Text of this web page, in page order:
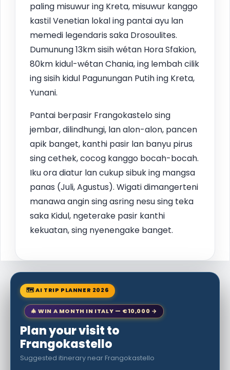
paling misuwur ing Kreta, misuwur kanggo
kastil Venetian lokal ing pantai ayu lan
memedi legendaris saka Drosoulites.
Dumunung 13km sisih wétan Hora Sfakion,
80km kidul-wétan Chania, ing lembah cilik
ing sisih kidul Pagunungan Putih ing Kreta,
Yunani.
Pantai berpasir Frangokastelo sing
jembar, dilindhungi, lan alon-alon, pancen
apik banget, kanthi pasir lan banyu pirus
sing cethek, cocog kanggo bocah-bocah.
Iku ora diatur lan cukup sibuk ing mangsa
panas (Juli, Agustus). Wigati dimangerteni
manawa angin sing asring nesu sing teka
saka Kidul, ngeterake pasir kanthi
kekuatan, sing nyenengake banget.
🗺 AI TRIP PLANNER 2026
🎄 WIN A MONTH IN ITALY — €10,000 →
Plan your visit to
Frangokastello
Suggested itinerary near Frangokastello